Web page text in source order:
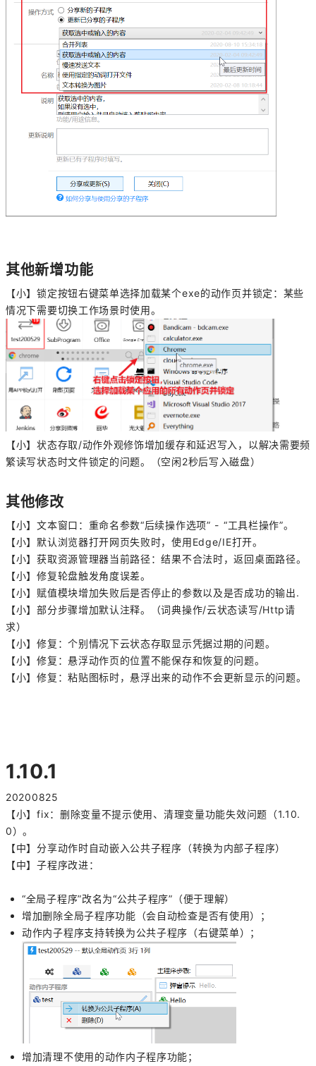
其他新增功能
【小】锁定按钮右键菜单选择加载某个exe的动作页并锁定：某些
情况下需要切换工作场景时使用。
【小】状态存取/动作外观修饰增加缓存和延迟写入，以解决需要频
繁读写状态时文件锁定的问题。（空闲2秒后写入磁盘）
其他修改
【小】文本窗口：重命名参数“后续操作选项” - “工具栏操作”。
【小】默认浏览器打开网页失败时，使用Edge/IE打开。
【小】获取资源管理器当前路径：结果不合法时，返回桌面路径。
【小】修复轮盘触发角度误差。
【小】赋值模块增加失败后是否停止的参数以及是否成功的输出.
【小】部分步骤增加默认注释。（词典操作/云状态读写/Http请
求）
【小】修复：个别情况下云状态存取显示凭据过期的问题。
【小】修复：悬浮动作页的位置不能保存和恢复的问题。
【小】修复：粘贴图标时，悬浮出来的动作不会更新显示的问题。
1.10.1
20200825
【小】fix：删除变量不提示使用、清理变量功能失效问题（1.10.
0）。
【中】分享动作时自动嵌入公共子程序（转换为内部子程序）
【中】子程序改进：
“全局子程序”改名为“公共子程序”（便于理解）
增加删除全局子程序功能（会自动检查是否有使用）；
动作内子程序支持转换为公共子程序（右键菜单）；
增加清理不使用的动作内子程序功能；